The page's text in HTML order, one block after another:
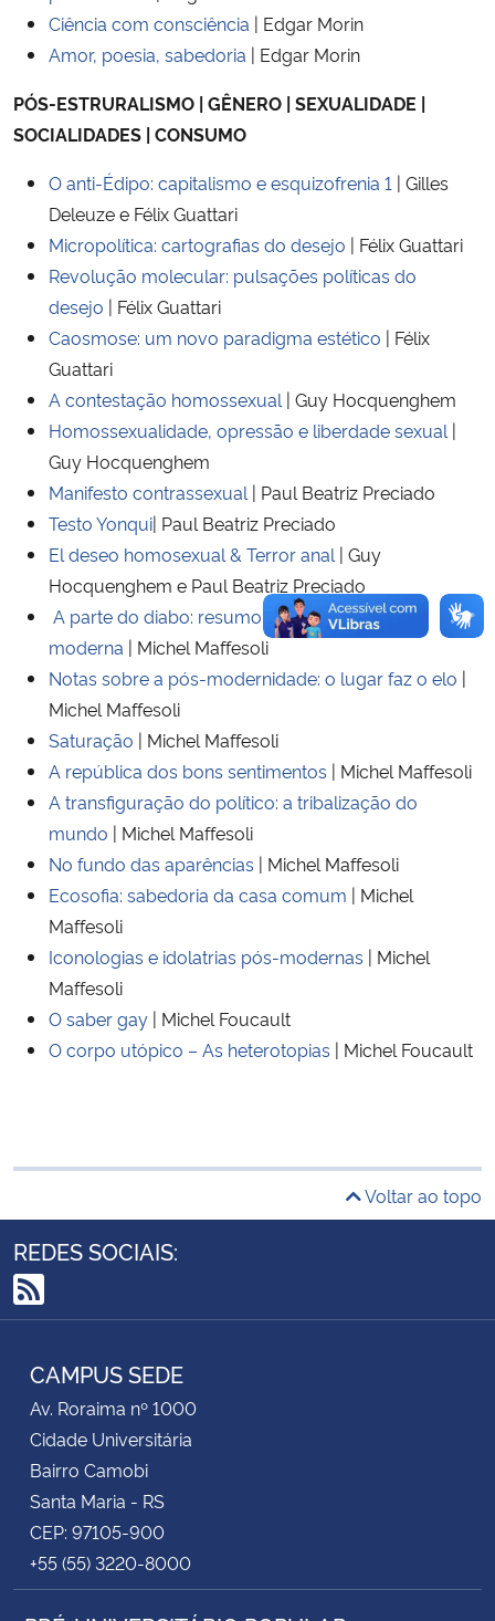
Ministério do Desenvolvimento Regional
Controladoria-Geral da União
Ministério da Mulher, da Família e dos Direitos Humanos
Secretaria-Geral
Secretaria de Governo
Gabinete de Segurança Institucional
Advocacia-Geral da União
Ciência com consciência | Edgar Morin
Amor, poesia, sabedoria | Edgar Morin
PÓS-ESTRURALISMO | GÊNERO | SEXUALIDADE |
SOCIALIDADES | CONSUMO
O anti-Édipo: capitalismo e esquizofrenia 1 | Gilles
Deleuze e Félix Guattari
Micropolítica: cartografias do desejo | Félix Guattari
Revolução molecular: pulsações políticas do
desejo | Félix Guattari
Caosmose: um novo paradigma estético | Félix
Guattari
A contestação homossexual | Guy Hocquenghem
Homossexualidade, opressão e liberdade sexual |
Guy Hocquenghem
Manifesto contrassexual | Paul Beatriz Preciado
Testo Yonqui| Paul Beatriz Preciado
El deseo homosexual & Terror anal | Guy
Hocquenghem e Paul Beatriz Preciado
A parte do diabo: resumo da subversão pós-
moderna | Michel Maffesoli
Notas sobre a pós-modernidade: o lugar faz o elo |
Michel Maffesoli
Saturação | Michel Maffesoli
A república dos bons sentimentos | Michel Maffesoli
A transfiguração do político: a tribalização do
mundo | Michel Maffesoli
No fundo das aparências | Michel Maffesoli
Ecosofia: sabedoria da casa comum | Michel
Maffesoli
Iconologias e idolatrias pós-modernas | Michel
Maffesoli
O saber gay | Michel Foucault
O corpo utópico – As heterotopias | Michel Foucault
Voltar ao topo
REDES SOCIAIS:
RSS
CAMPUS SEDE
Av. Roraima nº 1000
Cidade Universitária
Bairro Camobi
Santa Maria - RS
CEP: 97105-900
+55 (55) 3220-8000